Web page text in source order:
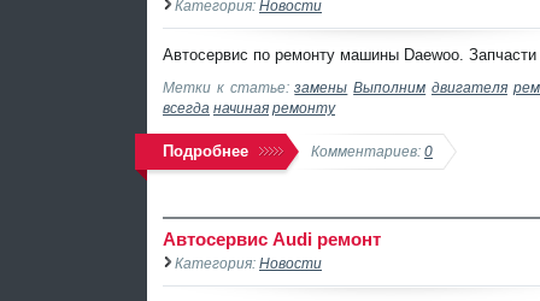
Категория: Новости
Автосервис по ремонту машины Daewoo.
Метки к статье:замены Выполним двигателя
всегда начиная ремонту
Подробнее Комментариев: 0
Автосервис Audi ремонт
Категория: Новости